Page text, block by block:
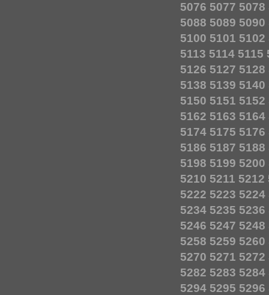
5076 5077 5078
5088 5089 5090
5100 5101 5102
5113 5114 5115
5126 5127 5128
5138 5139 5140
5150 5151 5152
5162 5163 5164
5174 5175 5176
5186 5187 5188
5198 5199 5200
5210 5211 5212
5222 5223 5224
5234 5235 5236
5246 5247 5248
5258 5259 5260
5270 5271 5272
5282 5283 5284
5294 5295 5296